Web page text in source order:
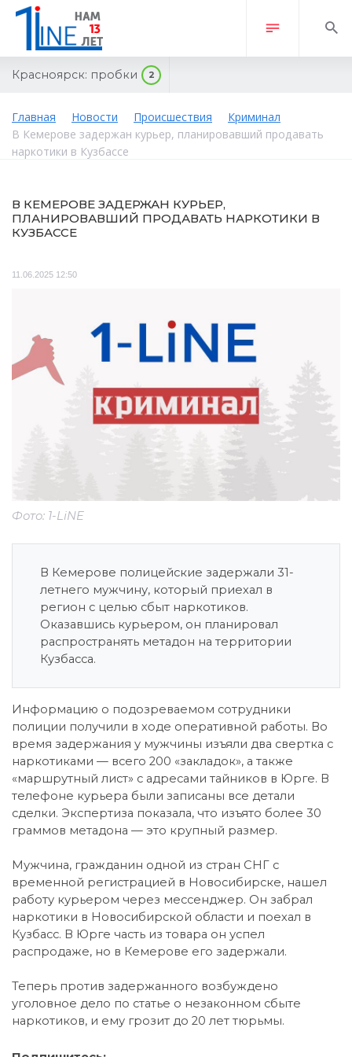
Красноярск: пробки 2
Главная Новости Происшествия
Криминал
В Кемерове задержан курьер, планировавший продавать
наркотики в Кузбассе
В КЕМЕРОВЕ ЗАДЕРЖАН КУРЬЕР,
ПЛАНИРОВАВШИЙ ПРОДАВАТЬ НАРКОТИКИ В
КУЗБАССЕ
11.06.2025 12:50
Фото: 1-LiNE
В Кемерове полицейские задержали 31-
летнего мужчину, который приехал в
регион с целью сбыт наркотиков.
Оказавшись курьером, он планировал
распространять метадон на территории
Кузбасса.
Информацию о подозреваемом сотрудники
полиции получили в ходе оперативной работы. Во
время задержания у мужчины изъяли два свертка с
наркотиками — всего 200 «закладок», а также
«маршрутный лист» с адресами тайников в Юрге. В
телефоне курьера были записаны все детали
сделки. Экспертиза показала, что изъято более 30
граммов метадона — это крупный размер.
Мужчина, гражданин одной из стран СНГ с
временной регистрацией в Новосибирске, нашел
работу курьером через мессенджер. Он забрал
наркотики в Новосибирской области и поехал в
Кузбасс. В Юрге часть из товара он успел
распродаже, но в Кемерове его задержали.
Теперь против задержанного возбуждено
уголовное дело по статье о незаконном сбыте
наркотиков, и ему грозит до 20 лет тюрьмы.